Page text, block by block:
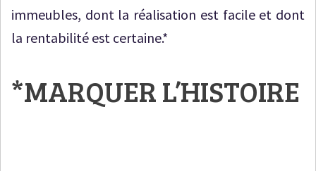
immeubles, dont la réalisation est facile et dont
la rentabilité est certaine.*
*MARQUER L’HISTOIRE